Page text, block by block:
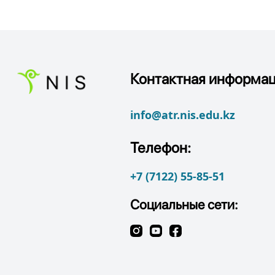
Контактная
info@atr.nis.edu.kz
Телефон:
+7 (7122) 55-85-51
Социальные сети: